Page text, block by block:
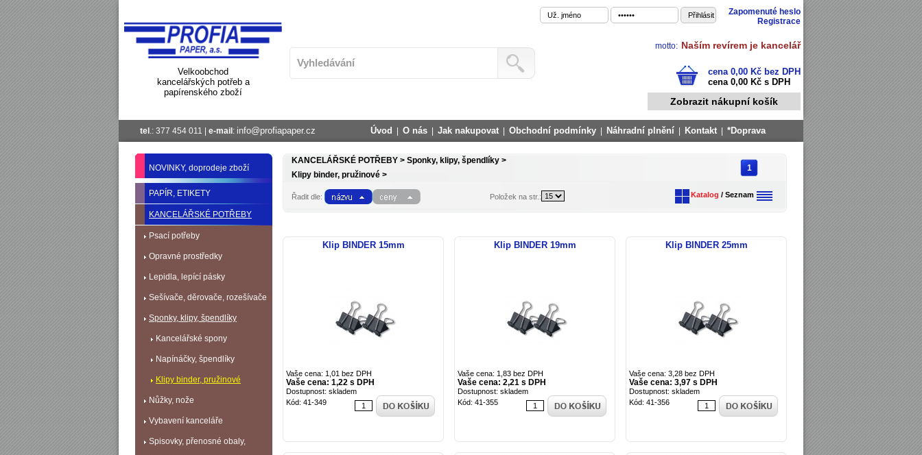
Velkoobchod
kancelářských potřeb a
papírenského zboží
Zapomenuté heslo
Registrace
motto: Naším revírem je kancelář
cena 0,00 Kč bez DPH
cena 0,00 Kč s DPH
Zobrazit nákupní košík
tel .: 377 454 011 | e-mail : info@profiapaper.cz Úvod O nás Jak nakupovat Obchodní podmínky Náhradní plnění Kontakt *Doprava
NOVINKY, doprodeje zboží
PAPÍR, ETIKETY
KANCELÁŘSKÉ POTŘEBY
Psací potřeby
Opravné prostředky
Lepidla, lepící pásky
Sešívače, děrovače, rozešívače
Sponky, klipy, špendlíky
Kancelářské spony
Napínáčky, špendlíky
Klipy binder, pružinové
Nůžky, nože
Vybavení kanceláře
Spisovky, přenosné obaly,
KANCELÁŘSKÉ POTŘEBY > Sponky, klipy, špendlíky >
Klipy binder, pružinové >
1
Řadit dle: Položek na str.: Katalog / Seznam
Klip BINDER 15mm
Vaše cena: 1,01 bez DPH
Vaše cena: 1,22 s DPH
Dostupnost: skladem
Kód: 41-349
Klip BINDER 19mm
Vaše cena: 1,83 bez DPH
Vaše cena: 2,21 s DPH
Dostupnost: skladem
Kód: 41-355
Klip BINDER 25mm
Vaše cena: 3,28 bez DPH
Vaše cena: 3,97 s DPH
Dostupnost: skladem
Kód: 41-356